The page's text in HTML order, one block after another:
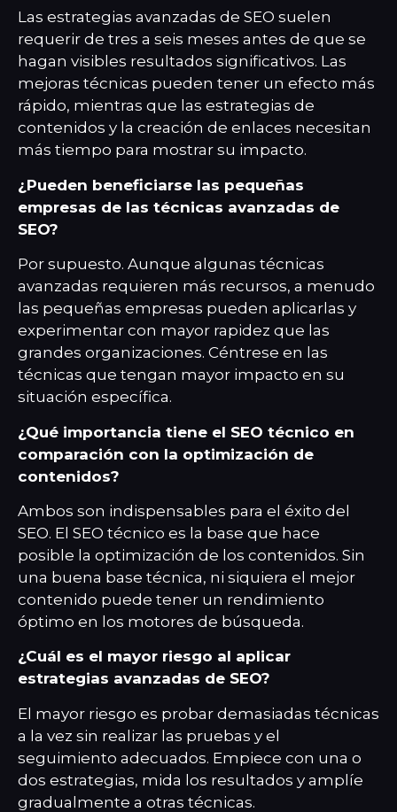
Las estrategias avanzadas de SEO suelen
requerir de tres a seis meses antes de que se
hagan visibles resultados significativos. Las
mejoras técnicas pueden tener un efecto más
rápido, mientras que las estrategias de
contenidos y la creación de enlaces necesitan
más tiempo para mostrar su impacto.
¿Pueden beneficiarse las pequeñas
empresas de las técnicas avanzadas de
SEO?
Por supuesto. Aunque algunas técnicas
avanzadas requieren más recursos, a menudo
las pequeñas empresas pueden aplicarlas y
experimentar con mayor rapidez que las
grandes organizaciones. Céntrese en las
técnicas que tengan mayor impacto en su
situación específica.
¿Qué importancia tiene el SEO técnico en
comparación con la optimización de
contenidos?
Ambos son indispensables para el éxito del
SEO. El SEO técnico es la base que hace
posible la optimización de los contenidos. Sin
una buena base técnica, ni siquiera el mejor
contenido puede tener un rendimiento
óptimo en los motores de búsqueda.
¿Cuál es el mayor riesgo al aplicar
estrategias avanzadas de SEO?
El mayor riesgo es probar demasiadas técnicas
a la vez sin realizar las pruebas y el
seguimiento adecuados. Empiece con una o
dos estrategias, mida los resultados y amplíe
gradualmente a otras técnicas.